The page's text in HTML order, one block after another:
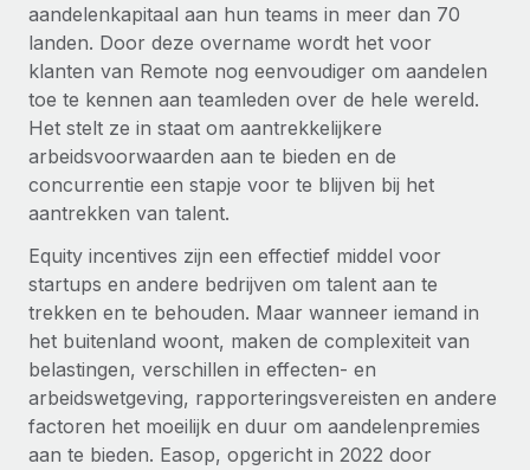
Krijg hulp van global HR- en juridische experts
Achtergrondonderzoek
Vereenvoudig het screeningsproces van
kandidaten
Compliance Watchtower
Blijf compliance-risico's voor
Apparaatbeheer
Lever en track wereldwijd IT-middelen
Entiteiten oprichten
Stel snel compliant entiteiten op
Mobiliteit en overplaatsing
Plaats werknemers moeiteloos over
Integraties en advies over AI-automatiseringen
CASESTUDY'S
Hoe AI-pionier Weaviate zijn team met 120%
Weaviate in één oogopslag Weaviate bouwt open source,
Meer informatie
De strategische samenwerking tussen
Reverse Tech en Remote voor zzp- en payroll-
Reverse Tech in een oogopslag Reverse Tech, een start-
Inzichtencentrum
Support
Alle bronnen bekijken
BLOG
EOR en PEO
Contractor Management
Belastingen
Naar de blog
aandelenkapitaal aan hun teams in meer dan 70
landen. Door deze overname wordt het voor
klanten van Remote nog eenvoudiger om aandelen
toe te kennen aan teamleden over de hele wereld.
Het stelt ze in staat om aantrekkelijkere
arbeidsvoorwaarden aan te bieden en de
concurrentie een stapje voor te blijven bij het
aantrekken van talent.
Equity incentives zijn een effectief middel voor
startups en andere bedrijven om talent aan te
trekken en te behouden. Maar wanneer iemand in
het buitenland woont, maken de complexiteit van
belastingen, verschillen in effecten- en
arbeidswetgeving, rapporteringsvereisten en andere
factoren het moeilijk en duur om aandelenpremies
aan te bieden. Easop, opgericht in 2022 door